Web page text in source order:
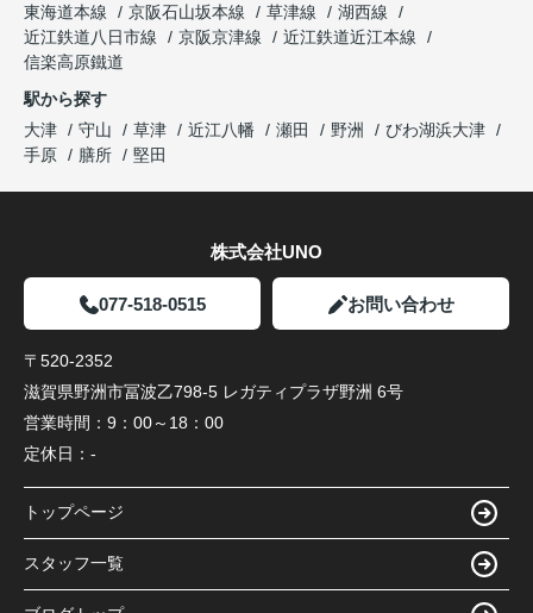
東海道本線
京阪石山坂本線 草津線
湖西線
近江鉄道八日市線
京阪京津線
近江鉄道近江本線
信楽高原鐵道
駅から探す
大津
守山 草津 近江八幡 瀬田 野洲
びわ湖浜大津
手原
膳所 堅田
株式会社UNO
077-518-0515 お問い合わせ
〒520-2352
滋賀県野洲市冨波乙798-5 レガティプラザ野洲 6号
営業時間： 9：00～18：00
定休日： -
トップページ
スタッフ一覧